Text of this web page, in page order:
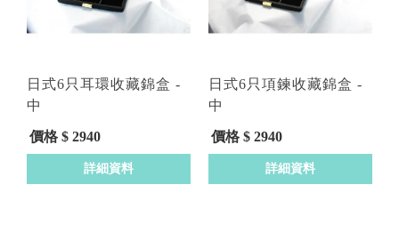
日式6只耳環收藏錦盒 -
中
型號 : DDFA123
價格 $ 2940
詳細資料
日式6只項鍊收藏錦盒 -
中
型號 : DDFA129
價格 $ 2940
詳細資料